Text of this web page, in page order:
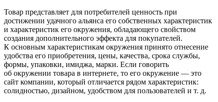
Товар представляет для потребителей ценность при
достижении удачного альянса его собственных характеристик
и характеристик его окружения, обладающего свойством
создания дополнительного эффекта для покупателей.
К основным характеристикам окружения принято отнесение
удобства его приобретения, цены, качества, срока службы,
формы, упаковки, имиджа, марки. Если говорить
об окружении товара в интернете, то его окружение — это
сайт компании, который отличается рядом характеристик:
солидностью, дизайном, удобством для пользователей и т. д.